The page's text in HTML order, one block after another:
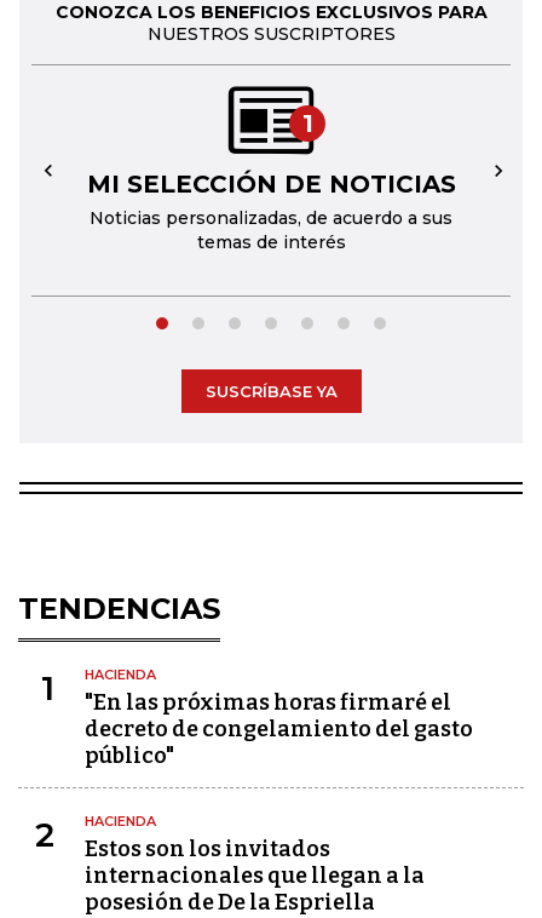
CONOZCA LOS BENEFICIOS EXCLUSIVOS PARA
NUESTROS SUSCRIPTORES
1
MI SELECCIÓN DE NOTICIAS
Noticias personalizadas, de acuerdo a sus
temas de interés
← →
SUSCRÍBASE YA
TENDENCIAS
1 HACIENDA
"En las próximas horas firmaré el
decreto de congelamiento del gasto
público"
2 HACIENDA
Estos son los invitados
internacionales que llegan a la
posesión de De la Espriella